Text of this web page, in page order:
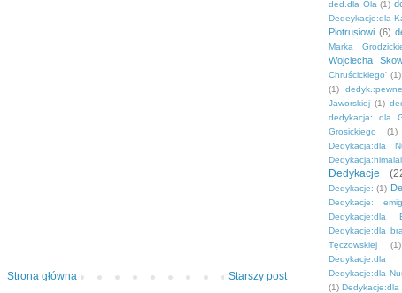
Starszy post
Strona główna
ded.dla Ola (1)
Dedeykacje:dla
Piotrusiowi (6)
Marka
Wojciecha
Chruścickiego' (1)
(1)
Jaworskiej (1)
dedykacja: dla
Grosickiego
(1)
Dedykacja:dla
Dedykacje
Dedykacje: (1)
Dedykacje:
Dedykacje:dla
Tęczowskiej
(1)
Dedykacje:dla
(1) Dedykacje:dla